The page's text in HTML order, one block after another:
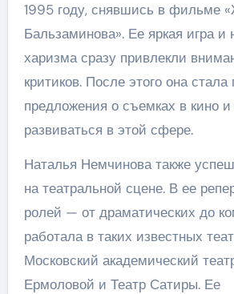
1995 году, снявшись в фильме
Бальзаминова». Ее яркая игра и
харизма сразу привлекли
критиков. После этого она стала
предложения о съемках в кино и
развиваться в этой сфере.
Наталья Немчинова также
на театральной сцене. В ее
ролей — от драматических до
работала в таких известных
Московский академический
Ермоловой и Театр Сатиры. Ее